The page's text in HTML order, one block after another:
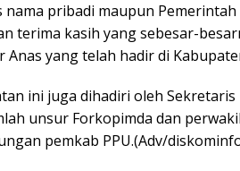
nama pribadi maupun
terima kasih yang sebesar-
Anas yang telah hadir di
ini juga dihadiri oleh
unsur Forkopimda dan
pemkab PPU.(Adv/